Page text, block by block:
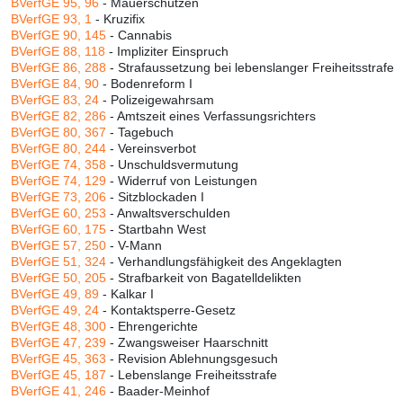
BVerfGE 93, 1 - Kruzifix
BVerfGE 90, 145 - Cannabis
BVerfGE 88, 118 - Impliziter Einspruch
BVerfGE 86, 288 - Strafaussetzung bei lebenslanger Freiheitsstrafe
BVerfGE 84, 90 - Bodenreform I
BVerfGE 83, 24 - Polizeigewahrsam
BVerfGE 82, 286 - Amtszeit eines Verfassungsrichters
BVerfGE 80, 367 - Tagebuch
BVerfGE 80, 244 - Vereinsverbot
BVerfGE 74, 358 - Unschuldsvermutung
BVerfGE 74, 129 - Widerruf von Leistungen
BVerfGE 73, 206 - Sitzblockaden I
BVerfGE 60, 253 - Anwaltsverschulden
BVerfGE 60, 175 - Startbahn West
BVerfGE 57, 250 - V-Mann
BVerfGE 51, 324 - Verhandlungsfähigkeit des Angeklagten
BVerfGE 50, 205 - Strafbarkeit von Bagatelldelikten
BVerfGE 49, 89 - Kalkar I
BVerfGE 49, 24 - Kontaktsperre-Gesetz
BVerfGE 48, 300 - Ehrengerichte
BVerfGE 47, 239 - Zwangsweiser Haarschnitt
BVerfGE 45, 363 - Revision Ablehnungsgesuch
BVerfGE 45, 187 - Lebenslange Freiheitsstrafe
BVerfGE 41, 246 - Baader-Meinhof